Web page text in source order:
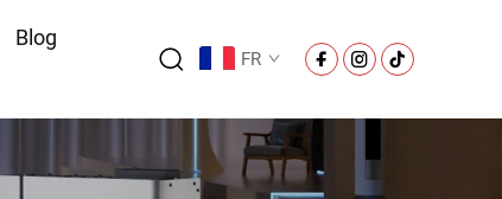
Blog
FR